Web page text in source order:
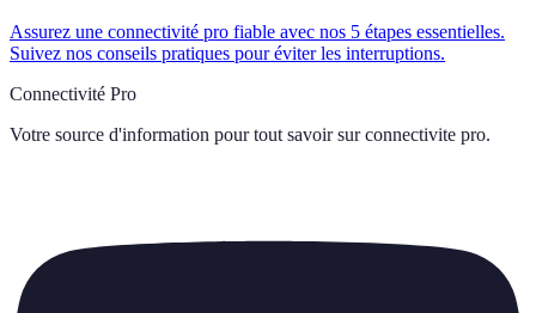
Assurez une connectivité pro fiable avec nos 5 étapes essentielles.
Suivez nos conseils pratiques pour éviter les interruptions.
Connectivité Pro
Votre source d'information pour tout savoir sur connectivite pro.